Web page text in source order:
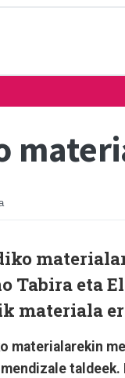
Tabira eta
materiala
materialarekin
mendizale